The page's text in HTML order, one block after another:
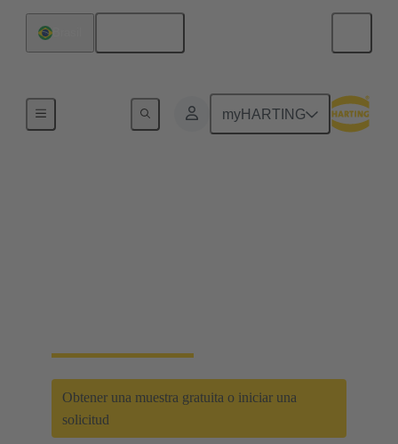
myHARTING
Obtener una muestra gratuita o iniciar una
solicitud